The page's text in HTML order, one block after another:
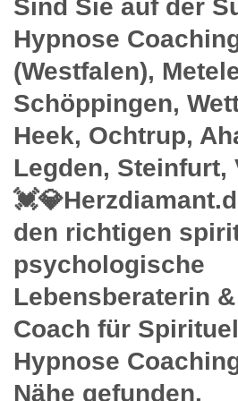
Sind Sie auf der
Hypnose
(Westfalen),
Schöppingen,
Heek, Ochtrup,
Legden, Steinfurt,
den richtigen
psychologische
Lebensberaterin
Coach für
Hypnose
Nähe gefunden.